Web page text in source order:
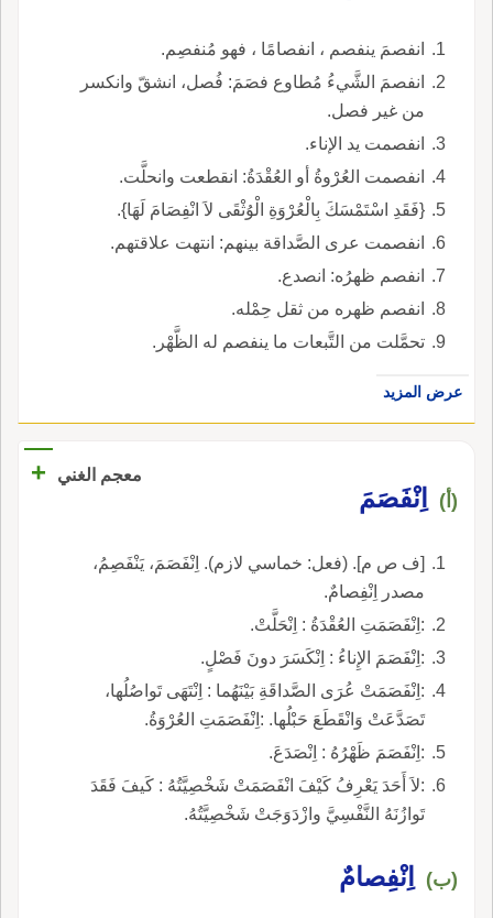
انفصمَ ينفصم ، انفصامًا ، فهو مُنفصِم.
انفصمَ الشَّيءُ مُطاوع فصَمَ: فُصل، انشقّ وانكسر
من غير فصل.
انفصمت يد الإناء.
انفصمت العُرْوةُ أو العُقْدَةُ: انقطعت وانحلَّت.
{فَقَدِ اسْتَمْسَكَ بِالْعُرْوَةِ الْوُثْقَى لاَ انْفِصَامَ لَهَا}.
انفصمت عرى الصَّداقة بينهم: انتهت علاقتهم.
انفصم ظهرُه: انصدع.
انفصم ظهره من ثقل حِمْله.
تحمَّلت من التَّبعات ما ينفصم له الظَّهْر.
عرض المزيد
معجم الغني +
(أ) اِنْفَصَمَ
[ف ص م]. (فعل: خماسي لازم). اِنْفَصَمَ، يَنْفَصِمُ،
مصدر اِنْفِصامٌ.
:اِنْفَصَمَتِ العُقْدَةُ : اِنْحَلَّتْ.
:اِنْفَصَمَ الإِناءُ : اِنْكَسَرَ دونَ فَصْلٍ.
:اِنْفَصَمَتْ عُرَى الصَّداقَةِ بَيْنَهُما : اِنْتَهَى تَواصُلُها،
تَصَدَّعَتْ وَانْقَطَعَ حَبْلُها. :اِنْفَصَمَتِ العُرْوَةُ.
:اِنْفَصَمَ ظَهْرُهُ : اِنْصَدَعَ.
:لاَ أَحَدَ يَعْرِفُ كَيْفَ انْفَصَمَتْ شَخْصِيَّتُهُ : كَيفَ فَقَدَ
تَوازُنَهُ النَّفْسِيَّ وازْدَوَجَتْ شَخْصِيَّتُهُ.
(ب) اِنْفِصامٌ